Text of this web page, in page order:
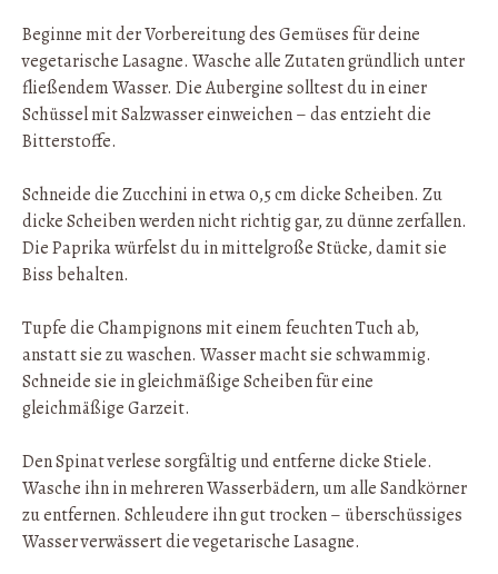
Beginne mit der Vorbereitung des Gemüses für deine
vegetarische Lasagne. Wasche alle Zutaten gründlich unter
fließendem Wasser. Die Aubergine solltest du in einer
Schüssel mit Salzwasser einweichen – das entzieht die
Bitterstoffe.
Schneide die Zucchini in etwa 0,5 cm dicke Scheiben. Zu
dicke Scheiben werden nicht richtig gar, zu dünne zerfallen.
Die Paprika würfelst du in mittelgroße Stücke, damit sie
Biss behalten.
Tupfe die Champignons mit einem feuchten Tuch ab,
anstatt sie zu waschen. Wasser macht sie schwammig.
Schneide sie in gleichmäßige Scheiben für eine
gleichmäßige Garzeit.
Den Spinat verlese sorgfältig und entferne dicke Stiele.
Wasche ihn in mehreren Wasserbädern, um alle Sandkörner
zu entfernen. Schleudere ihn gut trocken – überschüssiges
Wasser verwässert die vegetarische Lasagne.